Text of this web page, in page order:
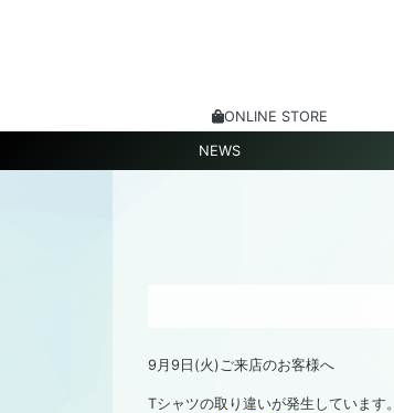
ONLINE STORE
NEWS
9月9日(火)ご来店のお客様へ
Tシャツの取り違いが発生しています。